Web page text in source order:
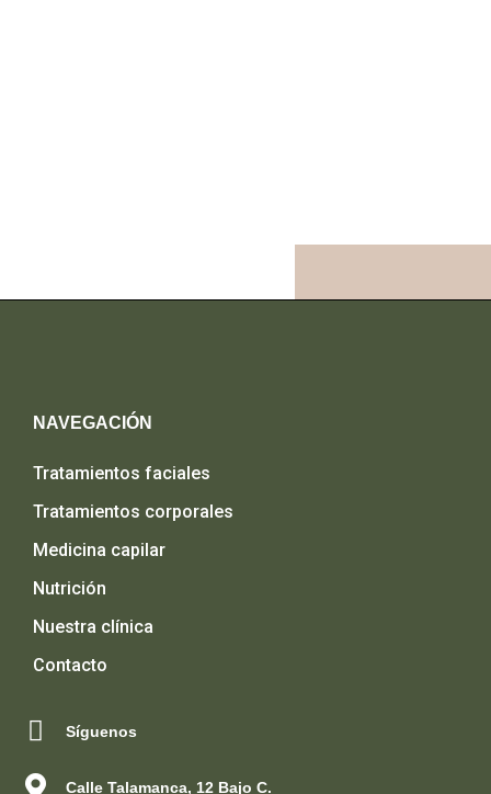
NAVEGACIÓN
Tratamientos faciales
Tratamientos corporales
Medicina capilar
Nutrición
Nuestra clínica
Contacto
Síguenos
Calle Talamanca, 12 Bajo C.